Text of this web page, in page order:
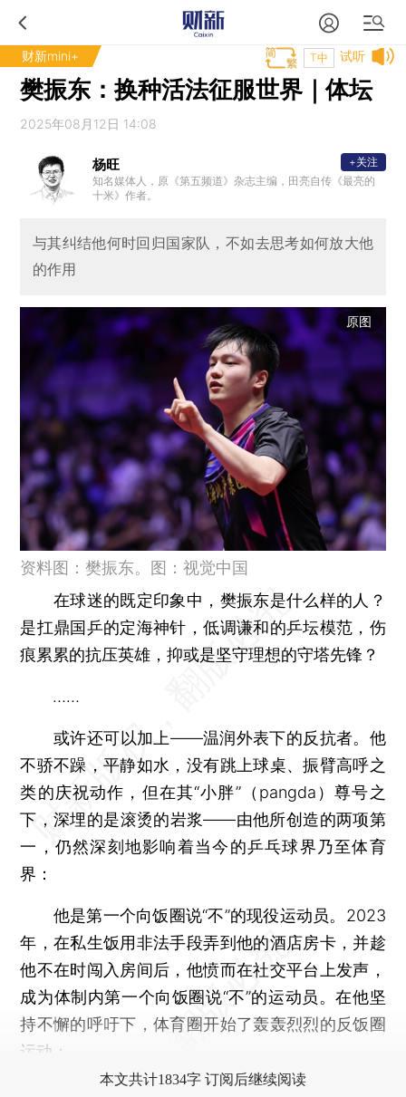
财新mini+ 试听
T中
樊振东：换种活法征服世界｜体坛
2025年08月12日 14:08
杨旺
知名媒体人，原《第五频道》杂志主编，田亮自传《最亮的
十米》作者。
+关注
与其纠结他何时回归国家队，不如去思考如何放大他
的作用
原图
资料图：樊振东。图：视觉中国
在球迷的既定印象中，樊振东是什么样的人？
是扛鼎国乒的定海神针，低调谦和的乒坛模范，伤
痕累累的抗压英雄，抑或是坚守理想的守塔先锋？
……
或许还可以加上——温润外表下的反抗者。他
不骄不躁，平静如水，没有跳上球桌、振臂高呼之
类的庆祝动作，但在其“小胖”（pangda）尊号之
下，深埋的是滚烫的岩浆——由他所创造的两项第
一，仍然深刻地影响着当今的乒乓球界乃至体育
界：
他是第一个向饭圈说“不”的现役运动员。2023
年，在私生饭用非法手段弄到他的酒店房卡，并趁
他不在时闯入房间后，他愤而在社交平台上发声，
成为体制内第一个向饭圈说“不”的运动员。在他坚
持不懈的呼吁下，体育圈开始了轰轰烈烈的反饭圈
运动；
本文共计1834字 订阅后继续阅读